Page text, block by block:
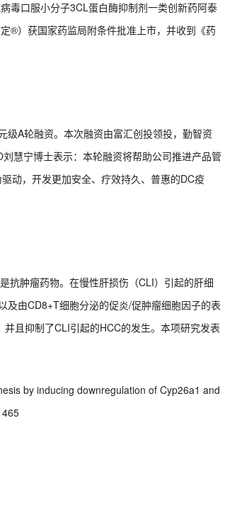
毒口服小分子3CL蛋白酶抑制剂一类创新药阿泰
®）获国家药监局附条件批准上市，并收到《药
级A轮融资。本次融资由富汇创投领投，勤智资
慧宁博士表示：本轮融资将帮助公司推进产品管
动，开发更加安全、疗效持久、普惠的DC疫
抗肿瘤药物。在慢性肝损伤（CLI）引起的肝细
及由CD8+T细胞分泌的促炎/促肿瘤细胞因子的表
且抑制了CLI引起的HCC的发生。本项研究发表
by inducing downregulation of Cyp26a1 and